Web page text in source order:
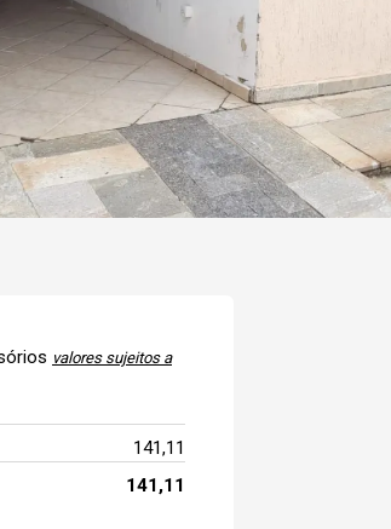
valores sujeitos a
141,11
141,11